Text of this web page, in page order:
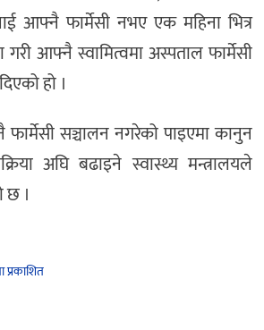
आफ्नै फार्मेसी नभए एक महिना भित्र
गरी आफ्नै स्वामित्वमा अस्पताल फार्मेसी
हो ।
सञ्चालन नगरेको पाइएमा कानुन
अघि बढाइने स्वास्थ्य मन्त्रालयले
छ ।
प्रकाशित